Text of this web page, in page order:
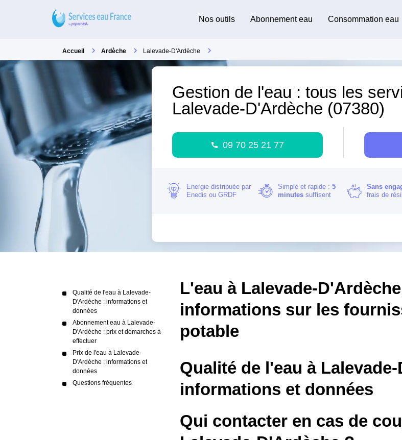
Nos outils Abonnement eau Consommation eau
Accueil Ardèche Lalevade-D'Ardèche
Gestion de l'eau : tous les
Lalevade-D'Ardèche (07380)
09 70 25 21 77
Energie distribuée par
Enedis ou GRDF
Simple et rapide : 5
minutessuffisent
Sans
frais de
Qualité de l'eau à Lalevade-
D'Ardèche : informations et
données
Abonnement eau à Lalevade-
D'Ardèche : prix et démarches à
effectuer
Prix de l'eau à Lalevade-
D'Ardèche : informations et
données
Questions fréquentes
L'eau à Lalevade-
informations sur les
potable
Qualité de l'eau à
informations et données
Qui contacter en cas de